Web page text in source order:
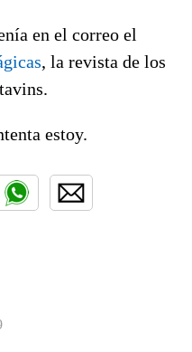
en el correo el
, la revista de los
estoy.